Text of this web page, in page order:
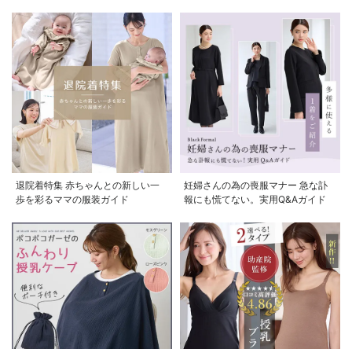
退院着特集 赤ちゃんとの新しい一
歩を彩るママの服装ガイド
妊婦さんの為の喪服マナー 急な訃
報にも慌てない。実用Q&Aガイド